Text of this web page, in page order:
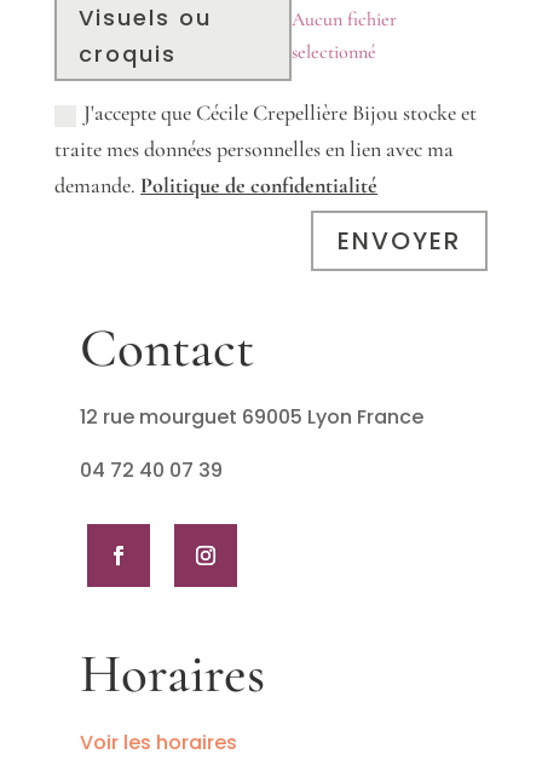
Visuels ou
croquis
Aucun fichier
selectionné
J'accepte que Cécile Crepellière Bijou stocke et
traite mes données personnelles en lien avec ma
demande. Politique de confidentialité
ENVOYER
Contact
12 rue mourguet 69005 Lyon France
04 72 40 07 39
Horaires
Voir les horaires